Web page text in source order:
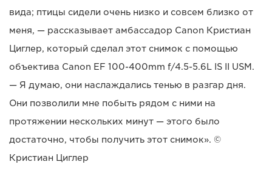
вида; птицы сидели очень низко и совсем близко от
меня, — рассказывает амбассадор Canon Кристиан
Циглер, который сделал этот снимок с помощью
объектива Canon EF 100-400mm f/4.5-5.6L IS II USM.
— Я думаю, они наслаждались тенью в разгар дня.
Они позволили мне побыть рядом с ними на
протяжении нескольких минут — этого было
достаточно, чтобы получить этот снимок». ©
Кристиан Циглер